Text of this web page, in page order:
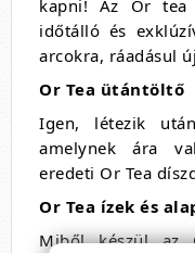
kapni! Az Or tea
időtálló és
arcokra, ráadásul
Or Tea ütántöltő
Igen, létezik
amelynek ára
eredeti Or Tea
Or Tea ízek és
Miből készül az